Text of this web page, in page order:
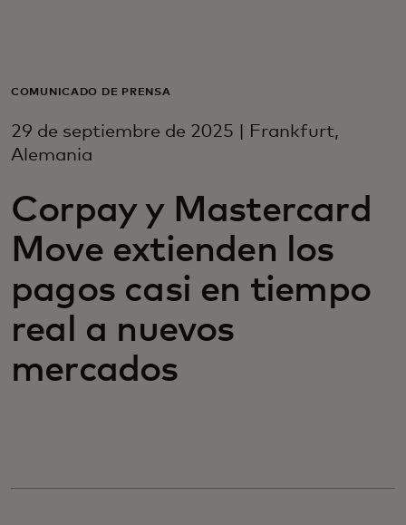
Para empresas
Para el mundo
Para innovadores
Noticias y tendencias
COMUNICADO DE PRENSA
29 de septiembre de 2025 | Frankfurt,
Alemania
Corpay y Mastercard
Move extienden los
pagos casi en tiempo
real a nuevos
mercados